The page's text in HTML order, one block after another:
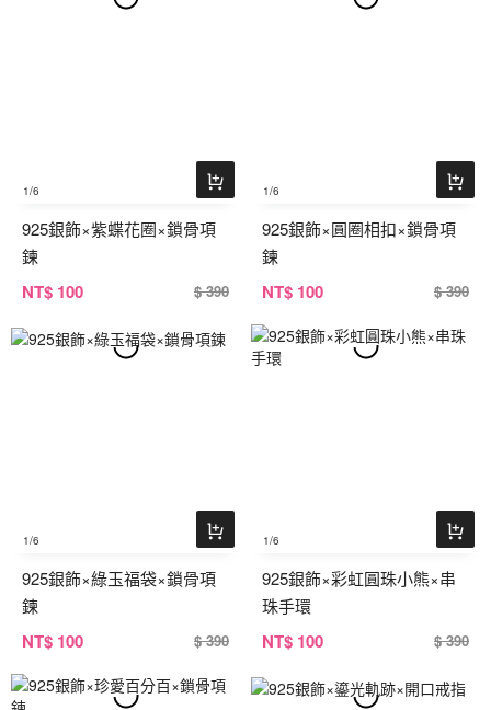
1/6
925銀飾×紫蝶花圈×鎖骨項
鍊
NT$ 100 $ 390
1/6
925銀飾×圓圈相扣×鎖骨項
鍊
NT$ 100 $ 390
1/6
925銀飾×綠玉福袋×鎖骨項
鍊
NT$ 100 $ 390
1/6
925銀飾×彩虹圓珠小熊×串
珠手環
NT$ 100 $ 390